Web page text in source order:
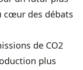
cœur des débats
de CO2
plus